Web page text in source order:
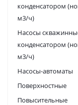
конденсатором
м3/ч)
Насосы
конденсатором
м3/ч)
Насосы-автоматы
Поверхностные
Повысительные